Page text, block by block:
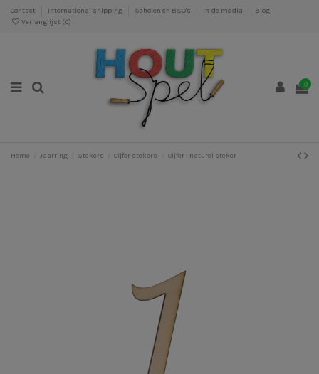
Contact International shipping Scholen en BSO's In de media
Blog
Verlanglijst (0)
0
Home Jaarring Stekers Cijfer stekers Cijfer 1 naturel steker